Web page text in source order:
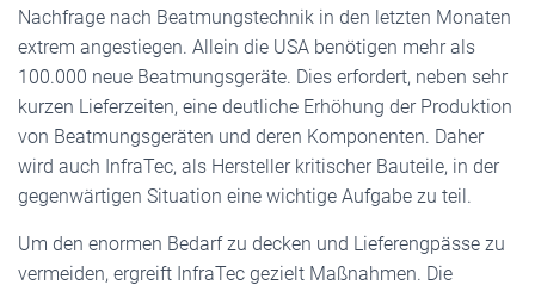
Nachfrage nach Beatmungstechnik in den letzten Monaten
extrem angestiegen. Allein die USA benötigen mehr als
100.000 neue Beatmungsgeräte. Dies erfordert, neben sehr
kurzen Lieferzeiten, eine deutliche Erhöhung der Produktion
von Beatmungsgeräten und deren Komponenten. Daher
wird auch InfraTec, als Hersteller kritischer Bauteile, in der
gegenwärtigen Situation eine wichtige Aufgabe zu teil.
Um den enormen Bedarf zu decken und Lieferengpässe zu
vermeiden, ergreift InfraTec gezielt Maßnahmen. Die